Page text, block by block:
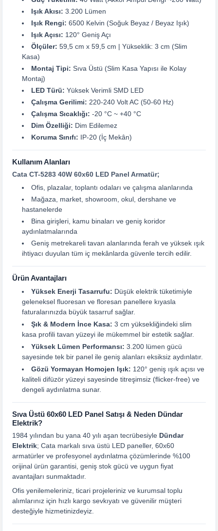
Işık Akısı: 3.200 Lümen
Işık Rengi: 6500 Kelvin (Soğuk Beyaz / Beyaz Işık)
Işık Açısı: 120° Geniş Açı
Ölçüler: 59,5 cm x 59,5 cm | Yükseklik: 3 cm (Slim
Kasa)
Montaj Tipi: Sıva Üstü (Slim Kasa Yapısı ile Kolay
Montaj)
LED Türü: Yüksek Verimli SMD LED
Çalışma Gerilimi: 220-240 Volt AC (50-60 Hz)
Çalışma Sıcaklığı: -20 °C ~ +40 °C
Dim Özelliği: Dim Edilemez
Koruma Sınıfı: IP-20 (İç Mekân)
Kullanım Alanları
Cata CT-5283 40W 60x60 LED Panel Armatür;
Ofis, plazalar, toplantı odaları ve çalışma alanlarında
Mağaza, market, showroom, okul, dershane ve
hastanelerde
Bina girişleri, kamu binaları ve geniş koridor
aydınlatmalarında
Geniş metrekareli tavan alanlarında ferah ve yüksek ışık
ihtiyacı duyulan tüm iç mekânlarda güvenle tercih edilir.
Ürün Avantajları
Yüksek Enerji Tasarrufu: Düşük elektrik tüketimiyle
geleneksel fluoresan ve floresan panellere kıyasla
faturalarınızda büyük tasarruf sağlar.
Şık & Modern İnce Kasa: 3 cm yüksekliğindeki slim
kasa profili tavan yüzeyi ile mükemmel bir estetik sağlar.
Yüksek Lümen Performansı: 3.200 lümen gücü
sayesinde tek bir panel ile geniş alanları eksiksiz aydınlatır.
Gözü Yormayan Homojen Işık: 120° geniş ışık açısı ve
kaliteli difüzör yüzeyi sayesinde titreşimsiz (flicker-free) ve
dengeli aydınlatma sunar.
Sıva Üstü 60x60 LED Panel Satışı & Neden Dündar
Elektrik?
1984 yılından bu yana 40 yılı aşan tecrübesiyle Dündar
Elektrik; Cata markalı sıva üstü LED paneller, 60x60
armatürler ve profesyonel aydınlatma çözümlerinde %100
orijinal ürün garantisi, geniş stok gücü ve uygun fiyat
avantajları sunmaktadır.
Ofis yenilemeleriniz, ticari projeleriniz ve kurumsal toplu
alımlarınız için hızlı kargo sevkıyatı ve güvenilir müşteri
desteğiyle hizmetinizdeyiz.